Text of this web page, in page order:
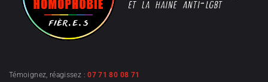
Témoignez, réagissez :07 71 80 08 71